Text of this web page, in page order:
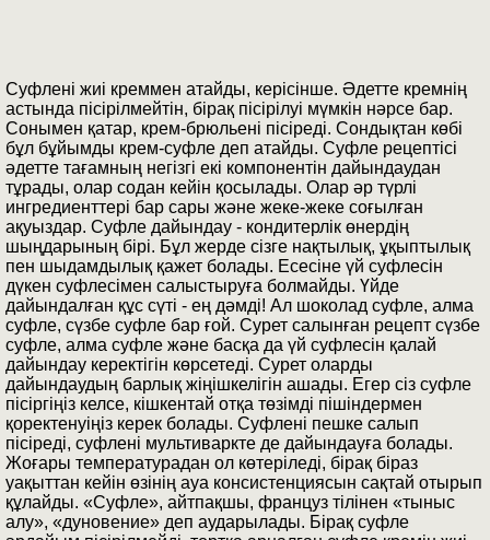
Суфлені жиі креммен атайды, керісінше. Әдетте кремнің
астында пісірілмейтін, бірақ пісірілуі мүмкін нәрсе бар.
Сонымен қатар, крем-брюльені пісіреді. Сондықтан көбі
бұл бұйымды крем-суфле деп атайды. Суфле рецептісі
әдетте тағамның негізгі екі компонентін дайындаудан
тұрады, олар содан кейін қосылады. Олар әр түрлі
ингредиенттері бар сары және жеке-жеке соғылған
ақуыздар. Суфле дайындау - кондитерлік өнердің
шыңдарының бірі. Бұл жерде сізге нақтылық, ұқыптылық
пен шыдамдылық қажет болады. Есесіне үй суфлесін
дүкен суфлесімен салыстыруға болмайды. Үйде
дайындалған құс сүті - ең дәмді! Ал шоколад суфле, алма
суфле, сүзбе суфле бар ғой. Сурет салынған рецепт сүзбе
суфле, алма суфле және басқа да үй суфлесін қалай
дайындау керектігін көрсетеді. Сурет оларды
дайындаудың барлық жіңішкелігін ашады. Егер сіз суфле
пісіргіңіз келсе, кішкентай отқа төзімді пішіндермен
қоректенуіңіз керек болады. Суфлені пешке салып
пісіреді, суфлені мультиваркте де дайындауға болады.
Жоғары температурадан ол көтеріледі, бірақ біраз
уақыттан кейін өзінің ауа консистенциясын сақтай отырып
құлайды. «Суфле», айтпақшы, француз тілінен «тыныс
алу», «дуновение» деп аударылады. Бірақ суфле